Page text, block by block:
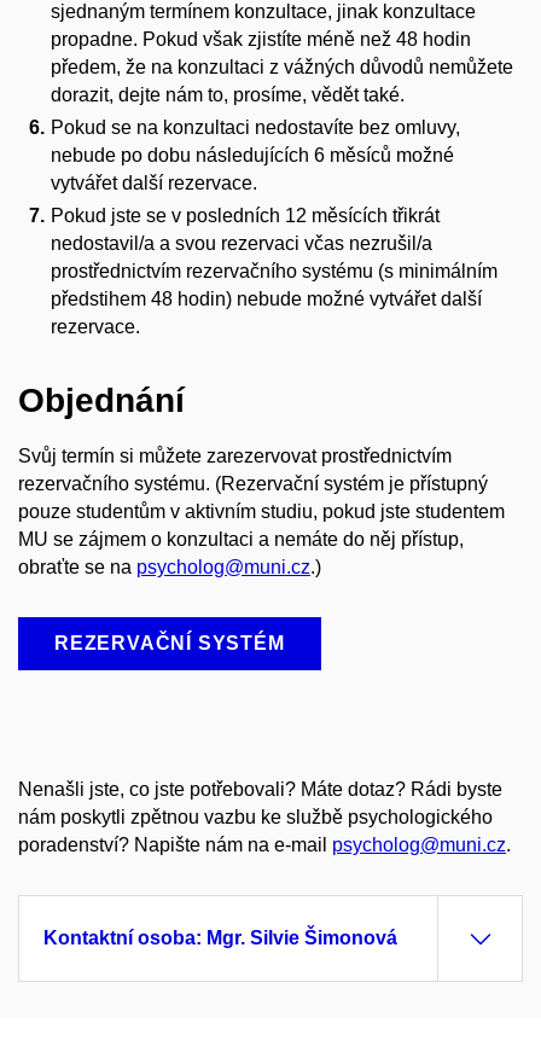
sjednaným termínem konzultace, jinak konzultace
propadne. Pokud však zjistíte méně než 48 hodin
předem, že na konzultaci z vážných důvodů nemůžete
dorazit, dejte nám to, prosíme, vědět také.
Pokud se na konzultaci nedostavíte bez omluvy,
nebude po dobu následujících 6 měsíců možné
vytvářet další rezervace.
Pokud jste se v posledních 12 měsících třikrát
nedostavil/a a svou rezervaci včas nezrušil/a
prostřednictvím rezervačního systému (s minimálním
předstihem 48 hodin) nebude možné vytvářet další
rezervace.
Objednání
Svůj termín si můžete zarezervovat prostřednictvím
rezervačního systému. (Rezervační systém je přístupný
pouze studentům v aktivním studiu, pokud jste studentem
MU se zájmem o konzultaci a nemáte do něj přístup,
obraťte se na psycholog@muni.cz.)
REZERVAČNÍ SYSTÉM
Nenašli jste, co jste potřebovali? Máte dotaz? Rádi byste
nám poskytli zpětnou vazbu ke službě psychologického
poradenství? Napište nám na e-mail psycholog@muni.cz.
Kontaktní osoba: Mgr. Silvie Šimonová